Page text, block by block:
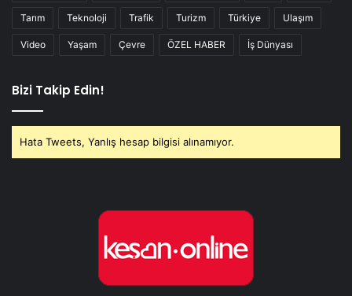
Tarım Teknoloji Trafik Turizm Türkiye Ulaşım
Video Yaşam Çevre ÖZEL HABER İş Dünyası
Bizi Takip Edin!
Hata Tweets, Yanlış hesap bilgisi alınamıyor.